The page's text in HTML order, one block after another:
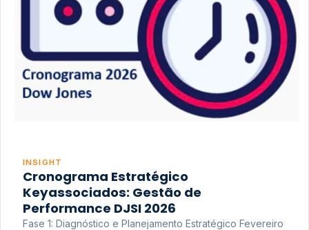
INSIGHT
Cronograma Estratégico
Keyassociados: Gestão de
Performance DJSI 2026
Fase 1: Diagnóstico e Planejamento Estratégico Fevereiro